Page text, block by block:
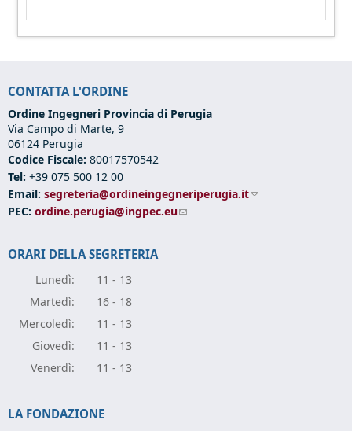
CONTATTA L'ORDINE
Ordine Ingegneri Provincia di Perugia
Via Campo di Marte, 9
06124 Perugia
Codice Fiscale: 80017570542
Tel: +39 075 500 12 00
Email: segreteria@ordineingegneriperugia.it(link sends e-mail)
PEC: ordine.perugia@ingpec.eu(link sends e-mail)
ORARI DELLA SEGRETERIA
Lunedì:
11 - 13
Martedì:
16 - 18
Mercoledì:
11 - 13
Giovedì:
11 - 13
Venerdì: 11 - 13
LA FONDAZIONE